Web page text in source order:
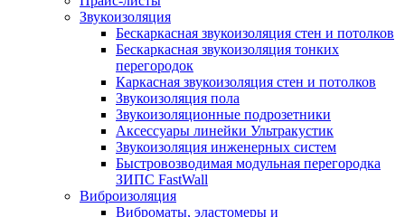
Звукоизоляция
Бескаркасная звукоизоляция стен и потолков
Бескаркасная звукоизоляция тонких
перегородок
Каркасная звукоизоляция стен и потолков
Звукоизоляция пола
Звукоизоляционные подрозетники
Аксессуары линейки Ультракустик
Звукоизоляция инженерных систем
Быстровозводимая модульная перегородка
ЗИПС FastWall
Виброизоляция
Виброматы, эластомеры и